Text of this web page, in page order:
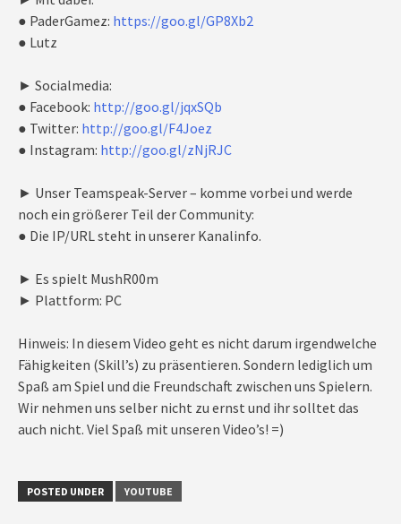
● PaderGamez: https://goo.gl/GP8Xb2
● Lutz
► Socialmedia:
● Facebook: http://goo.gl/jqxSQb
● Twitter: http://goo.gl/F4Joez
● Instagram: http://goo.gl/zNjRJC
► Unser Teamspeak-Server – komme vorbei und werde
noch ein größerer Teil der Community:
● Die IP/URL steht in unserer Kanalinfo.
► Es spielt MushR00m
► Plattform: PC
Hinweis: In diesem Video geht es nicht darum irgendwelche
Fähigkeiten (Skill’s) zu präsentieren. Sondern lediglich um
Spaß am Spiel und die Freundschaft zwischen uns Spielern.
Wir nehmen uns selber nicht zu ernst und ihr solltet das
auch nicht. Viel Spaß mit unseren Video’s! =)
POSTED UNDER YOUTUBE